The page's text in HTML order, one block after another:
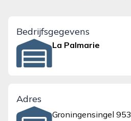
Bedrijfsgegevens
La Palmarie
Adres
Groningensingel 953